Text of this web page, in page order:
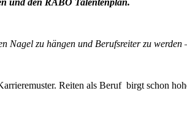
und den RABO Talentenplan.
zu hängen und Berufsreiter zu werden
Reiten als Beruf birgt schon